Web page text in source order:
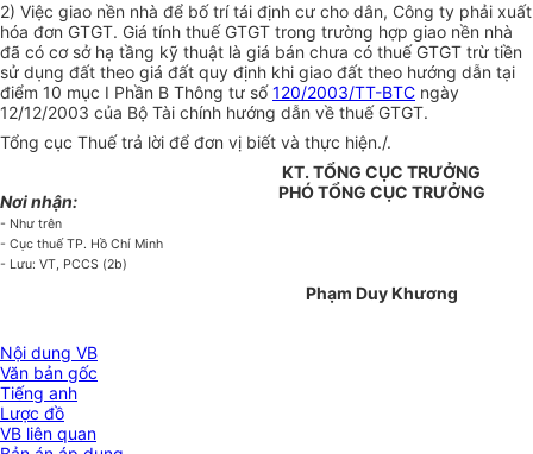
2) Việc giao nền nhà để bố trí tái định cư cho dân, Công ty phải xuất
hóa đơn GTGT. Giá tính thuế GTGT trong trường hợp giao nền nhà
đã có cơ sở hạ tầng kỹ thuật là giá bán chưa có thuế GTGT trừ tiền
sử dụng đất theo giá đất quy định khi giao đất theo hướng dẫn tại
điểm 10 mục I Phần B Thông tư số120/2003/TT-BTC ngày
12/12/2003 của Bộ Tài chính hướng dẫn về thuế GTGT.
Tổng cục Thuế trả lời để đơn vị biết và thực hiện./.
Nơi nhận:
- Như trên
- Cục thuế TP. Hồ Chí Minh
- Lưu: VT, PCCS (2b)
KT. TỔNG CỤC TRƯỞNG
PHÓ TỔNG CỤC TRƯỞNG
Phạm Duy Khương
Nội dung VB
Văn bản gốc
Tiếng anh
Lược đồ
VB liên quan